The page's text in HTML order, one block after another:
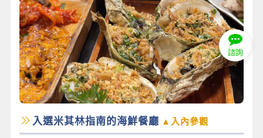
入選米其林指南的海鮮餐廳 ▲入內參觀
諮詢